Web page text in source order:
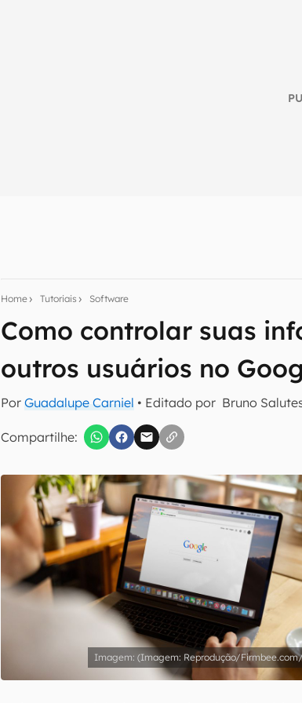
Home Tutoriais Software
Como controlar suas
outros usuários no
PorGuadalupe Carniel • Editado por Bruno
Compartilhe:Confirmo que li, aceito e concordo com os
(Imagem: Reprodução/